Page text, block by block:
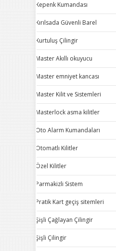
Kepenk Kumandası
Kırılsada Güvenli Barel
Kurtuluş Çilingir
Master Akıllı okuyucu
Master emniyet kancası
Master Kilit ve Sistemleri
Masterlock asma kilitler
Oto Alarm Kumandaları
Otomatlı Kilitler
Özel Kilitler
Parmakizli Sistem
Pratik Kart geçiş sitemleri
Şişli Çağlayan Çilingir
Şişli Çilingir